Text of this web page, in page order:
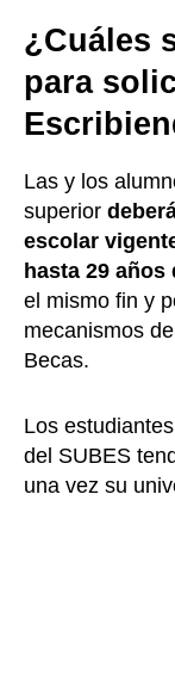
¿Cuáles
para
Las y los
superior
escolar
hasta 29 años
el mismo fin y
mecanismos
Becas.
Los
del SUBES
una vez su